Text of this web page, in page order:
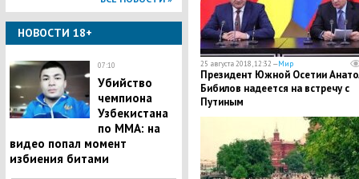
НОВОСТИ 18+
07:10
Убийство
чемпиона
Узбекистана
по MMA: на
видео попал момент
избиения битами
25 августа 2018, 12:32 —Мир
Президент Южной Осетии
Бибилов надеется на встречу с
Путиным